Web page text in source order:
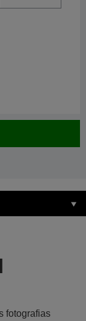
fotografias